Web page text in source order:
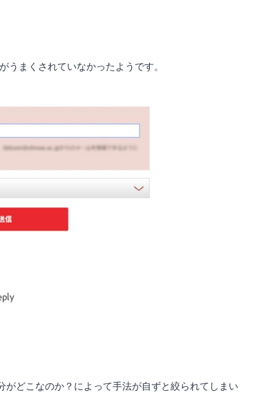
まくされていなかったようです。
どこなのか？によって手法が自ずと絞られてしまい